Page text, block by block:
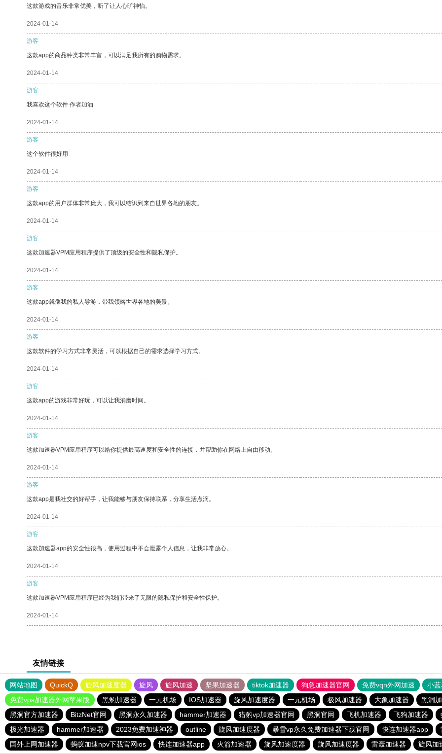
这款游戏的音乐非常优美，听了让人心旷神怡。
2024-01-14
游客
这款app的商品种类非常丰富，可以满足我所有的购物需求。
2024-01-14
游客
我喜欢这个软件 作者加油
2024-01-14
游客
这个软件很好用
2024-01-14
游客
这款app的用户群体非常庞大，我可以结识到来自世界各地的朋友。
2024-01-14
游客
这款加速器VPM应用程序提供了顶级的安全性和隐私保护。
2024-01-14
游客
这款app就像我的私人导游，带我领略世界各地的美景。
2024-01-14
游客
这款软件的学习方式非常灵活，可以根据自己的需求选择学习方式。
2024-01-14
游客
这款app的游戏非常好玩，可以让我消磨时间。
2024-01-14
游客
这款加速器VPM应用程序可以给你提供最高速度和安全性的连接，并帮助你在网络上自由移动。
2024-01-14
游客
这款app是我社交的好帮手，让我能够与朋友保持联系，分享生活点滴。
2024-01-14
游客
这款加速器app的安全性很高，使用过程中不会泄露个人信息，让我非常放心。
2024-01-14
游客
这款加速器VPM应用程序已经为我们带来了无限的隐私保护和安全性保护。
2024-01-14
友情链接
网站地图 QuickQ 旋风加速度器 旋风 旋风加速 坚果加速器 tiktok加速器 狗急加速器官网 免费vqn外网加速 小
免费vps加速器外网苹果版
黑豹加速器 一元机场 IOS加速器 旋风加速度器 一元机场 极风加速器 大象加速器 黑洞
黑洞官方加速器
BitzNet官网 黑洞永久加速器 hammer加速器 猎豹vp加速器官网 黑洞官网 飞机加速器 飞狗加速器
极光加速器
hammer加速器 2023免费加速神器 outline 旋风加速度器 暴雪vp永久免费加速器下载官网 快连加速器app
国外上网加速器
蚂蚁加速npv下载官网ios 快连加速器app 火箭加速器 旋风加速度器 旋风加速度器 雷轰加速器 旋风加